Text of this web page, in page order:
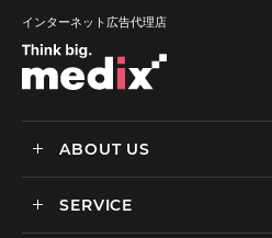
インターネット広告代理店
ABOUT US
メディックスについて
SERVICE